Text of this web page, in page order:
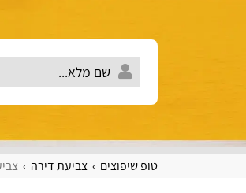
טופ שיפוצים צביעת דירה